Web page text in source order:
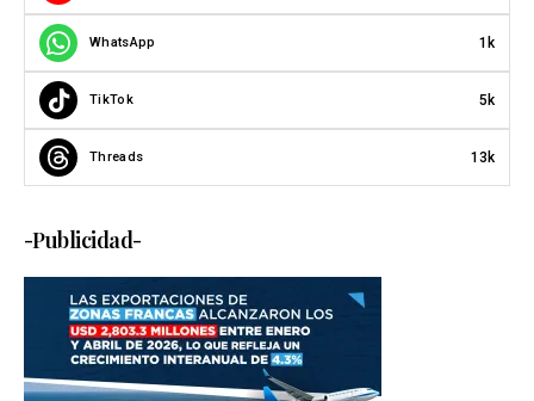
WhatsApp 1k
TikTok 5k
Threads 13k
-Publicidad-